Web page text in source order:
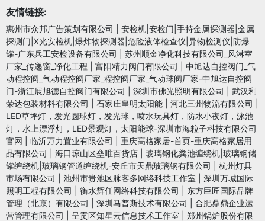
友情链接:
惠州市众邦广告策划有限公司
安检机|安检门|手持金属探测器|金属
探测门|X光安检机|爆炸物探测器|危险液体检查仪|异物检测仪|防爆
罐-广东兵工安检设备有限公司
苏州顺金净化科技有限公司_风淋室
厂家_传递窗_净化工程
富阳精力阀门有限公司
中旭达自控阀门_气
动程控阀_气动程控阀厂家_程控阀厂家_气动球阀厂家-中旭达自控阀
门-浙江展旭德自控阀门有限公司
深圳市佛光照明有限公司
武汉利
荣达包装材料有限公司
石家庄皇明太阳能 河北三州物流有限公司
LED草坪灯，发光圆球灯，发光球，喷水玩具灯，防水小夜灯，泳池
灯，水上漂浮灯，LED景观灯，太阳能球-深圳市海粒子科技有限公司
官网
临沂万力置业有限公司
重庆高格家居-首页-重庆高格家居用
品有限公司
海口琼山区垒唯百货店
玻璃钢化粪池缠绕机|玻璃钢储
罐缠绕机|玻璃钢管道缠绕机-安丘市天鼎玻璃钢有限公司
杭州灯具
市场有限公司
池州市贵池区脉客多网络科技工作室
深圳万城国际
照明工程有限公司
衡水辉任网络科技有限公司
东方巨匠国际品牌
管理（北京）有限公司
深圳马普斯技术有限公司
合肥鼎鼎企业运
营管理有限公司
呈贡区知星云信息技术工作室
郑州锅炉股份有限